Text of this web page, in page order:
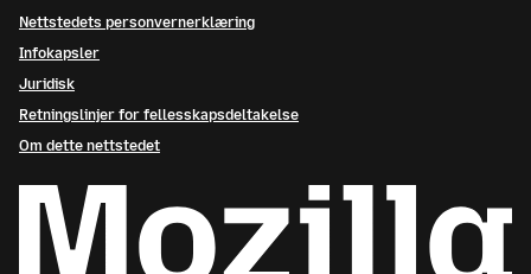
Nettstedets personvernerklæring
Infokapsler
Juridisk
Retningslinjer for fellesskapsdeltakelse
Om dette nettstedet